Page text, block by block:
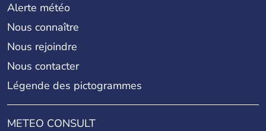
Alerte météo
Nous connaître
Nous rejoindre
Nous contacter
Légende des pictogrammes
METEO CONSULT